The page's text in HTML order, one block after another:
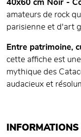
40x60 cm Noir -
amateurs de rock
parisienne et d'art
Entre patrimoine,
cette affiche est
mythique des
audacieux et